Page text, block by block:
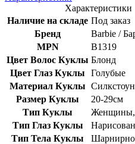
Характеристики
Наличие на складе Под заказ
Бренд
Barbie /
MPN
B1319
Цвет Волос Куклы Блонд
Цвет Глаз Куклы
Голубые
Материал Куклы
Размер Куклы
20-29см
Тип Куклы
Тип Глаз Куклы
Тип Тела Куклы